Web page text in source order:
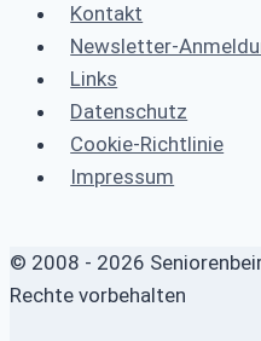
Kontakt
Newsletter-
Links
Datenschutz
Cookie-Richtlinie
Impressum
© 2008 - 2026
Rechte vorbehalten